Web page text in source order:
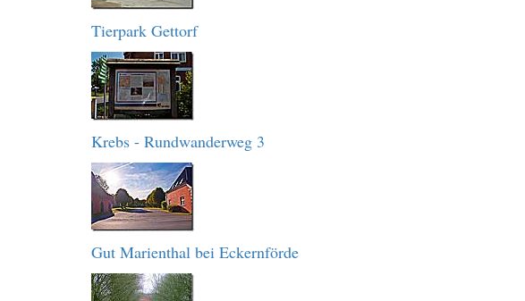
Tierpark Gettorf
Krebs - Rundwanderweg 3
Gut Marienthal bei Eckernförde